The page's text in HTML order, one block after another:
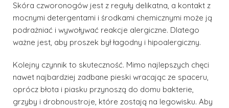
Skóra czworonogów jest z reguły delikatna, a kontakt z
mocnymi detergentami i środkami chemicznymi może ją
podrażniać i wywoływać reakcje alergiczne. Dlatego
ważne jest, aby proszek był łagodny i hipoalergiczny.
Kolejny czynnik to skuteczność. Mimo najlepszych chęci
nawet najbardziej zadbane pieski wracając ze spaceru,
oprócz błota i piasku przynoszą do domu bakterie,
grzyby i drobnoustroje, które zostają na legowisku. Aby